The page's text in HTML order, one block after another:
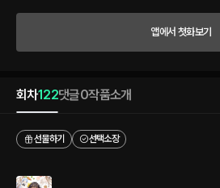
앱에서 첫화보기
회차122댓글0작품소개
선물하기
선택소장